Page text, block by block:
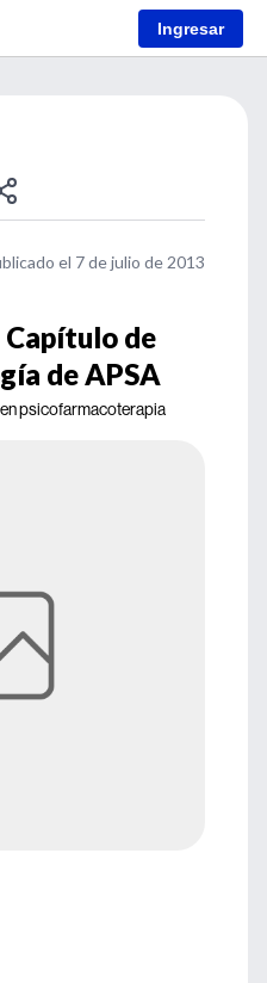
Ingresar
el 7 de julio de 2013
de
de APSA
psicofarmacoterapia